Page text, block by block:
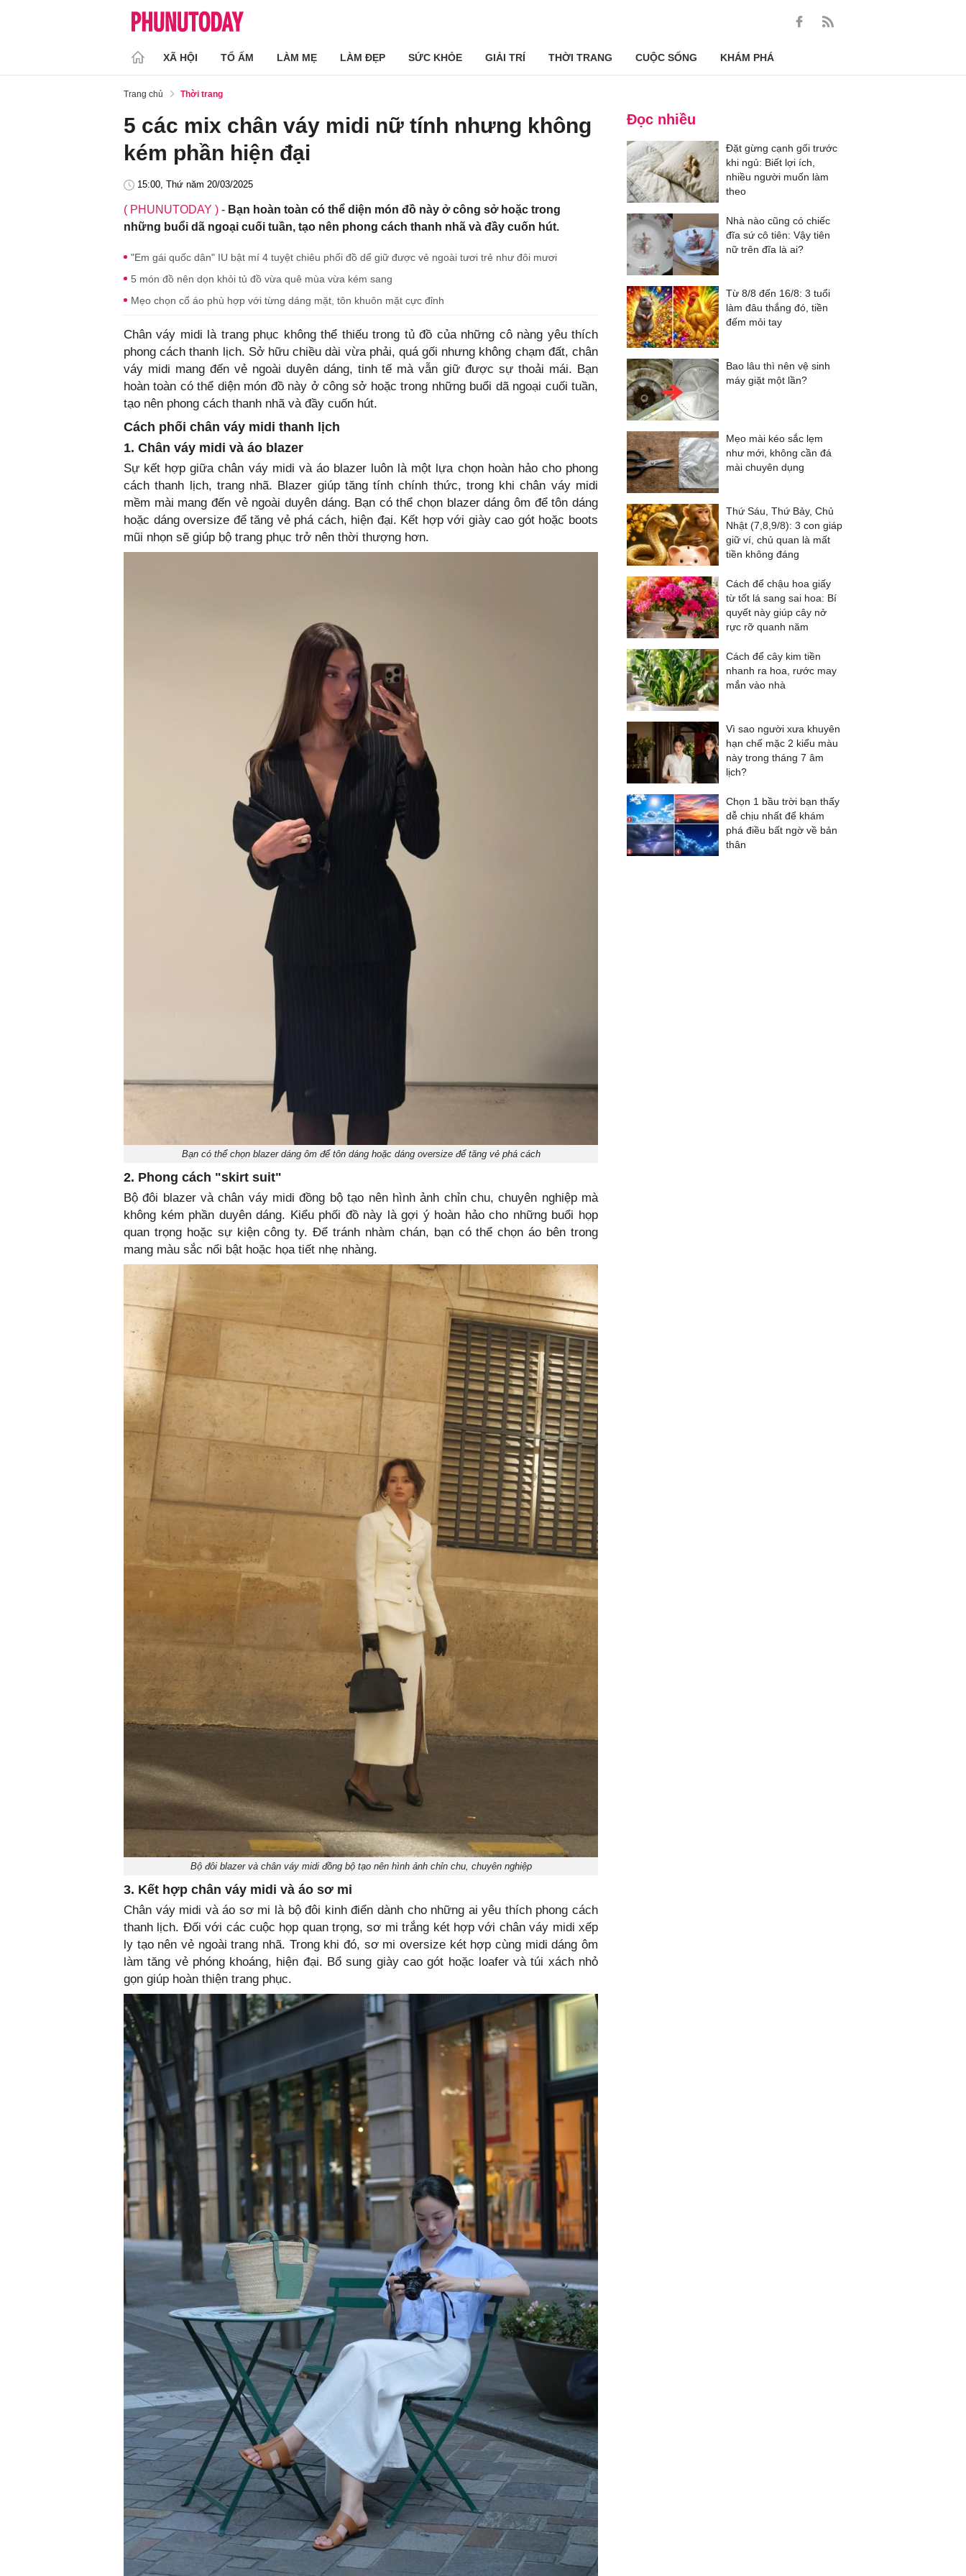
XÃ HỘI TỔ ẤM LÀM MẸ LÀM ĐẸP SỨC KHỎE GIẢI TRÍ THỜI TRANG CUỘC SỐNG KHÁM PHÁ
Trang chủ Thời trang
5 các mix chân váy midi nữ tính nhưng không
kém phần hiện đại
15:00, Thứ năm 20/03/2025
( PHUNUTODAY ) - Bạn hoàn toàn có thể diện món đồ này ở công sở hoặc trong
những buổi dã ngoại cuối tuần, tạo nên phong cách thanh nhã và đầy cuốn hút.
"Em gái quốc dân" IU bật mí 4 tuyệt chiêu phối đồ dể giữ được vẻ ngoài tươi trẻ như đôi mươi
5 món đồ nên dọn khỏi tủ đồ vừa quê mùa vừa kém sang
Mẹo chọn cổ áo phù hợp với từng dáng mặt, tôn khuôn mặt cực đỉnh
Chân váy midi là trang phục không thể thiếu trong tủ đồ của những cô nàng yêu thích
phong cách thanh lịch. Sở hữu chiều dài vừa phải, quá gối nhưng không chạm đất, chân
váy midi mang đến vẻ ngoài duyên dáng, tinh tế mà vẫn giữ được sự thoải mái. Bạn
hoàn toàn có thể diện món đồ này ở công sở hoặc trong những buổi dã ngoại cuối tuần,
tạo nên phong cách thanh nhã và đầy cuốn hút.
Cách phối chân váy midi thanh lịch
1. Chân váy midi và áo blazer
Sự kết hợp giữa chân váy midi và áo blazer luôn là một lựa chọn hoàn hảo cho phong
cách thanh lịch, trang nhã. Blazer giúp tăng tính chính thức, trong khi chân váy midi
mềm mài mang đến vẻ ngoài duyên dáng. Bạn có thể chọn blazer dáng ôm để tôn dáng
hoặc dáng oversize để tăng vẻ phá cách, hiện đại. Kết hợp với giày cao gót hoặc boots
mũi nhọn sẽ giúp bộ trang phục trở nên thời thượng hơn.
Bạn có thể chọn blazer dáng ôm để tôn dáng hoặc dáng oversize để tăng vẻ phá cách
2. Phong cách "skirt suit"
Bộ đôi blazer và chân váy midi đồng bộ tạo nên hình ảnh chỉn chu, chuyên nghiệp mà
không kém phần duyên dáng. Kiểu phối đồ này là gợi ý hoàn hảo cho những buổi họp
quan trọng hoặc sự kiện công ty. Để tránh nhàm chán, bạn có thể chọn áo bên trong
mang màu sắc nổi bật hoặc họa tiết nhẹ nhàng.
Bộ đôi blazer và chân váy midi đồng bộ tạo nên hình ảnh chỉn chu, chuyên nghiệp
3. Kết hợp chân váy midi và áo sơ mi
Chân váy midi và áo sơ mi là bộ đôi kinh điển dành cho những ai yêu thích phong cách
thanh lịch. Đối với các cuộc họp quan trọng, sơ mi trắng két hợp với chân váy midi xếp
ly tạo nên vẻ ngoài trang nhã. Trong khi đó, sơ mi oversize két hợp cùng midi dáng ôm
làm tăng vẻ phóng khoáng, hiện đại. Bổ sung giày cao gót hoặc loafer và túi xách nhỏ
gọn giúp hoàn thiện trang phục.
Đọc nhiều
Đặt gừng cạnh gối trước
khi ngủ: Biết lợi ích,
nhiều người muốn làm
theo
Nhà nào cũng có chiếc
đĩa sứ cô tiên: Vậy tiên
nữ trên đĩa là ai?
Từ 8/8 đến 16/8: 3 tuổi
làm đâu thắng đó, tiền
đếm mỏi tay
Bao lâu thì nên vệ sinh
máy giặt một lần?
Mẹo mài kéo sắc lẹm
như mới, không cần đá
mài chuyên dụng
Thứ Sáu, Thứ Bảy, Chủ
Nhật (7,8,9/8): 3 con giáp
giữ ví, chủ quan là mất
tiền không đáng
Cách để chậu hoa giấy
từ tốt lá sang sai hoa: Bí
quyết này giúp cây nở
rực rỡ quanh năm
Cách để cây kim tiền
nhanh ra hoa, rước may
mắn vào nhà
Vì sao người xưa khuyên
hạn chế mặc 2 kiểu màu
này trong tháng 7 âm
lịch?
Chọn 1 bầu trời bạn thấy
dễ chịu nhất để khám
phá điều bất ngờ về bản
thân